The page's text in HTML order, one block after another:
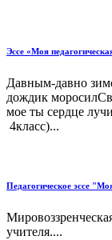
Эссе «Моя
Давным-давно
дождик
мое ты сердце
4класс)...
Педагогическое эссе
учителя....